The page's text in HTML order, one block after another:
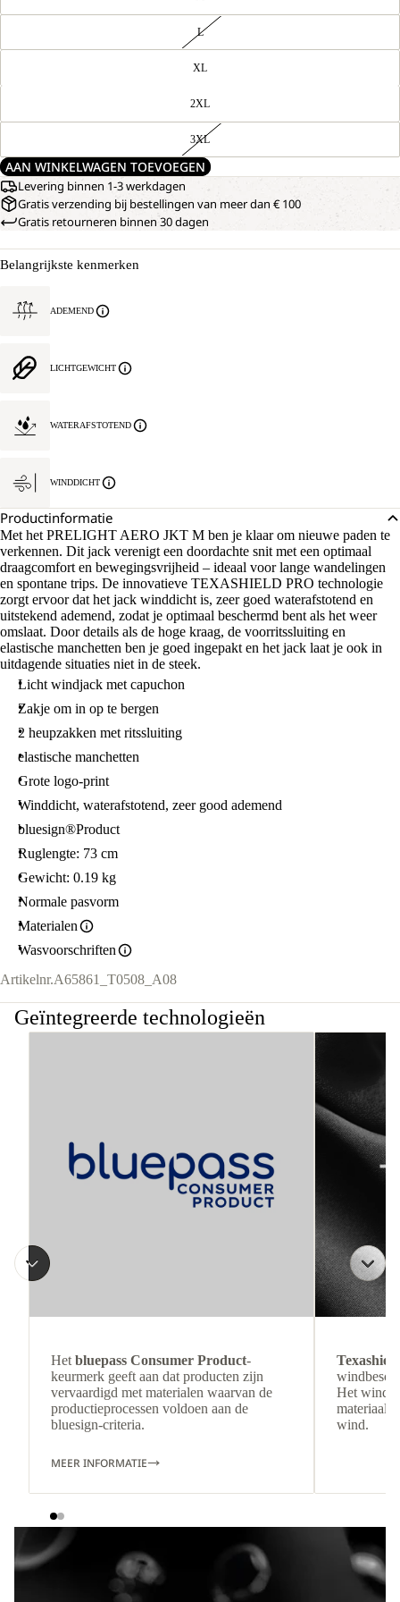
L
XL
2XL
3XL
AAN WINKELWAGEN TOEVOEGEN
Levering binnen 1-3 werkdagen
Gratis verzending bij bestellingen van meer dan € 100
Gratis retourneren binnen 30 dagen
Belangrijkste kenmerken
ADEMEND
LICHTGEWICHT
WATERAFSTOTEND
WINDDICHT
Productinformatie
Met het PRELIGHT AERO JKT M ben je klaar om nieuwe paden te
verkennen. Dit jack verenigt een doordachte snit met een optimaal
draagcomfort en bewegingsvrijheid – ideaal voor lange wandelingen
en spontane trips. De innovatieve TEXASHIELD PRO technologie
zorgt ervoor dat het jack winddicht is, zeer goed waterafstotend en
uitstekend ademend, zodat je optimaal beschermd bent als het weer
omslaat. Door details als de hoge kraag, de voorritssluiting en
elastische manchetten ben je goed ingepakt en het jack laat je ook in
uitdagende situaties niet in de steek.
Licht windjack met capuchon
Zakje om in op te bergen
2 heupzakken met ritssluiting
elastische manchetten
Grote logo-print
Winddicht, waterafstotend, zeer good ademend
bluesign®Product
Ruglengte: 73 cm
Gewicht: 0.19 kg
Normale pasvorm
Materialen
Wasvoorschriften
Artikelnr.A65861_T0508_A08
Geïntegreerde technologieën
Het bluepass Consumer Product-
keurmerk geeft aan dat producten zijn
vervaardigd met materialen waarvan de
productieprocessen voldoen aan de
bluesign-criteria.
MEER INFORMATIE
Het
materiaal
wind.